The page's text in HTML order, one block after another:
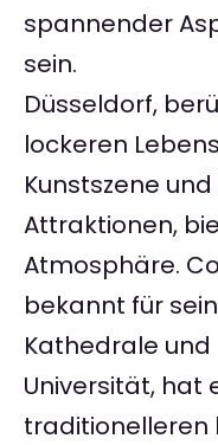
spannender
sein.
Düsseldorf,
lockeren
Kunstszene
Attraktionen,
Atmosphäre.
bekannt für
Kathedrale
Universität, hat
traditionelleren